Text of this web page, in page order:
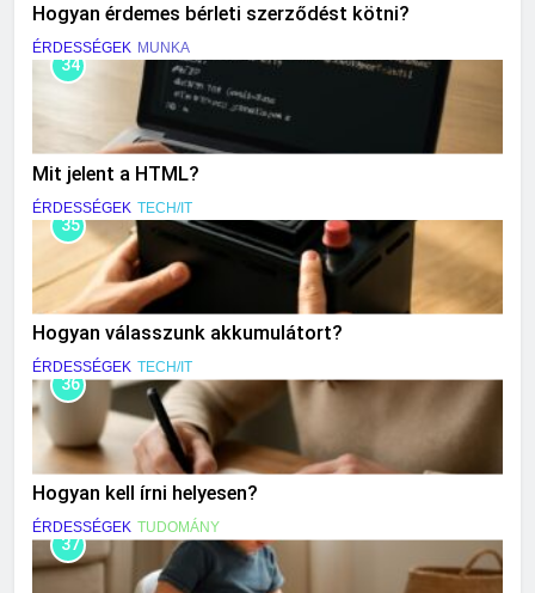
Hogyan érdemes bérleti szerződést kötni?
ÉRDESSÉGEK MUNKA
34
Mit jelent a HTML?
ÉRDESSÉGEK TECH/IT
35
Hogyan válasszunk akkumulátort?
ÉRDESSÉGEK TECH/IT
36
Hogyan kell írni helyesen?
ÉRDESSÉGEK TUDOMÁNY
37